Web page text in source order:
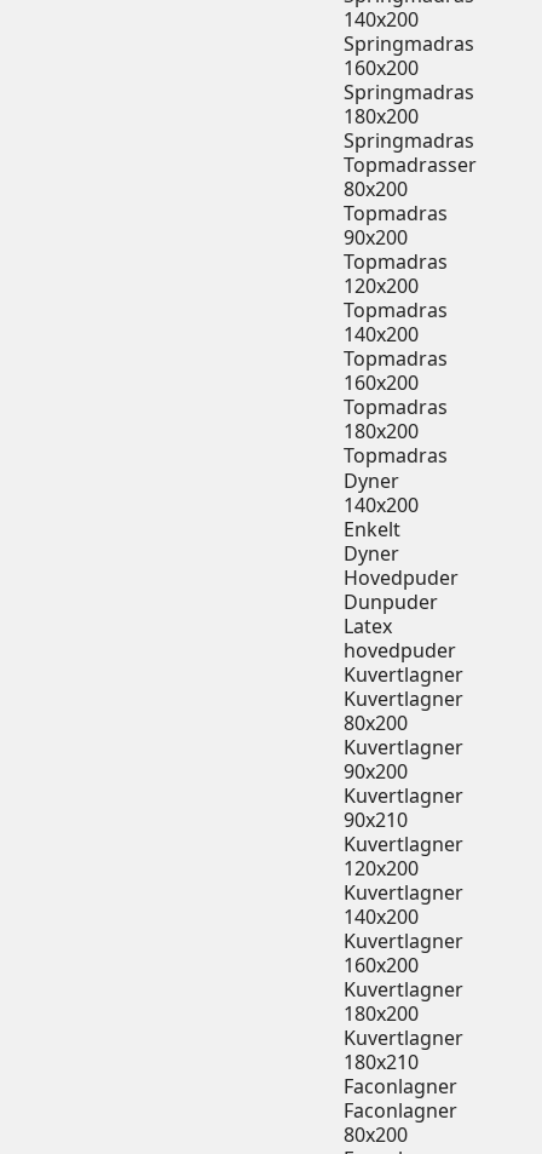
140x200
Springmadras
160x200
Springmadras
180x200
Springmadras
Topmadrasser
80x200
Topmadras
90x200
Topmadras
120x200
Topmadras
140x200
Topmadras
160x200
Topmadras
180x200
Topmadras
Dyner
140x200
Enkelt
Dyner
Hovedpuder
Dunpuder
Latex
hovedpuder
Kuvertlagner
Kuvertlagner
80x200
Kuvertlagner
90x200
Kuvertlagner
90x210
Kuvertlagner
120x200
Kuvertlagner
140x200
Kuvertlagner
160x200
Kuvertlagner
180x200
Kuvertlagner
180x210
Faconlagner
Faconlagner
80x200